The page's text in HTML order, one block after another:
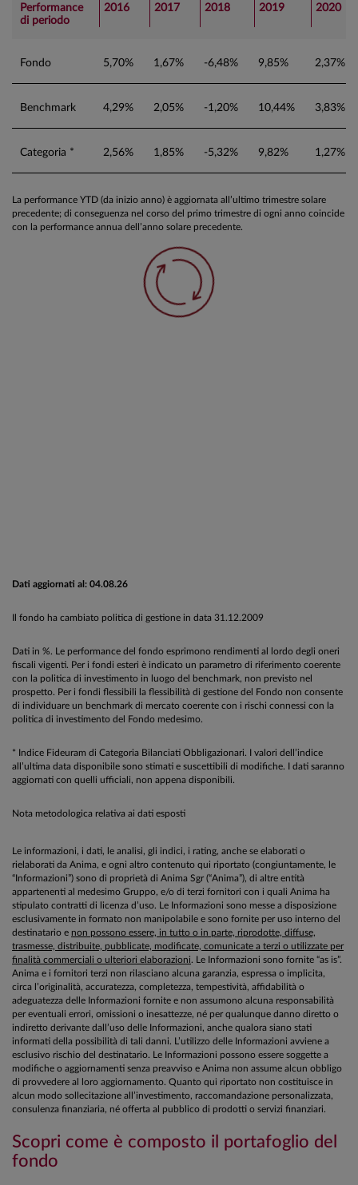
Performance
di periodo
2016 2017 2018 2019 2020
Fondo 5,70% 1,67% -6,48% 9,85% 2,37%
Benchmark 4,29% 2,05% -1,20% 10,44% 3,83%
Categoria * 2,56% 1,85% -5,32% 9,82% 1,27%
La performance YTD (da inizio anno) è aggiornata all’ultimo trimestre solare
precedente; di conseguenza nel corso del primo trimestre di ogni anno coincide
con la performance annua dell’anno solare precedente.
Dati aggiornati al: 04.08.26
Il fondo ha cambiato politica di gestione in data 31.12.2009
Dati in %. Le performance del fondo esprimono rendimenti al lordo degli oneri
fiscali vigenti. Per i fondi esteri è indicato un parametro di riferimento coerente
con la politica di investimento in luogo del benchmark, non previsto nel
prospetto. Per i fondi flessibili la flessibilità di gestione del Fondo non consente
di individuare un benchmark di mercato coerente con i rischi connessi con la
politica di investimento del Fondo medesimo.
* Indice Fideuram di Categoria Bilanciati Obbligazionari. I valori dell’indice
all’ultima data disponibile sono stimati e suscettibili di modifiche. I dati saranno
aggiornati con quelli ufficiali, non appena disponibili.
Nota metodologica relativa ai dati esposti
Le informazioni, i dati, le analisi, gli indici, i rating, anche se elaborati o
rielaborati da Anima, e ogni altro contenuto qui riportato (congiuntamente, le
“Informazioni”) sono di proprietà di Anima Sgr (“Anima”), di altre entità
appartenenti al medesimo Gruppo, e/o di terzi fornitori con i quali Anima ha
stipulato contratti di licenza d’uso. Le Informazioni sono messe a disposizione
esclusivamente in formato non manipolabile e sono fornite per uso interno del
destinatario e non possono essere, in tutto o in parte, riprodotte, diffuse,
trasmesse, distribuite, pubblicate, modificate, comunicate a terzi o utilizzate per
finalità commerciali o ulteriori elaborazioni. Le Informazioni sono fornite “as is”.
Anima e i fornitori terzi non rilasciano alcuna garanzia, espressa o implicita,
circa l’originalità, accuratezza, completezza, tempestività, affidabilità o
adeguatezza delle Informazioni fornite e non assumono alcuna responsabilità
per eventuali errori, omissioni o inesattezze, né per qualunque danno diretto o
indiretto derivante dall’uso delle Informazioni, anche qualora siano stati
informati della possibilità di tali danni. L’utilizzo delle Informazioni avviene a
esclusivo rischio del destinatario. Le Informazioni possono essere soggette a
modifiche o aggiornamenti senza preavviso e Anima non assume alcun obbligo
di provvedere al loro aggiornamento. Quanto qui riportato non costituisce in
alcun modo sollecitazione all’investimento, raccomandazione personalizzata,
consulenza finanziaria, né offerta al pubblico di prodotti o servizi finanziari.
Scopri come è composto il portafoglio del
fondo